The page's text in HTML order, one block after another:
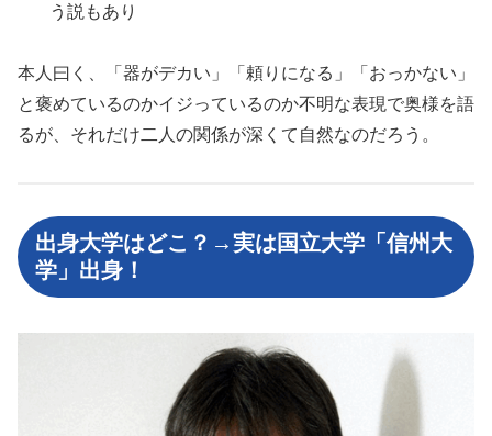
う説もあり
本人曰く、「器がデカい」「頼りになる」「おっかない」
と褒めているのかイジっているのか不明な表現で奥様を語
るが、それだけ二人の関係が深くて自然なのだろう。
出身大学はどこ？→実は国立大学「信州大
学」出身！